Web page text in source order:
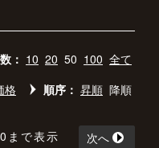
： 10 20 50 100 全て
格 順序： 昇順 降順
まで表示 次へ